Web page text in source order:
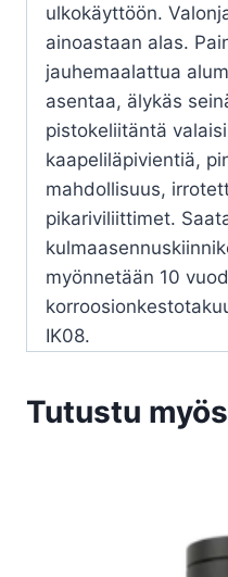
ulkokäyttöön.
ainoastaan alas.
jauhemaalattua
asentaa, älykäs
pistokeliitäntä
kaapeliläpivientiä,
mahdollisuus,
pikariviliittimet.
myönnetään 10
IK08.
Tutustu myös